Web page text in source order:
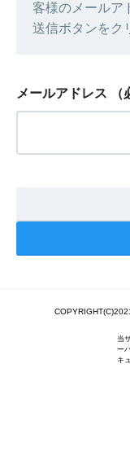
客様のメールア
送信ボタンをク
メールアドレス （
当
ー
キ